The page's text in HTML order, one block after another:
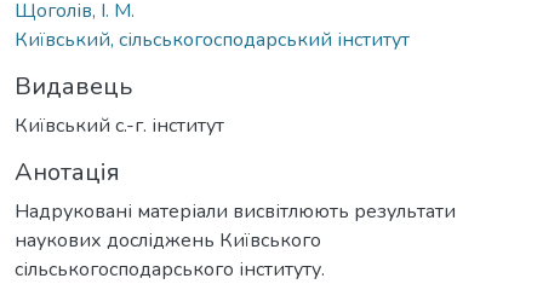
Щоголів, І. М.
Київський, сільськогосподарський інститут
Видавець
Київський с.-г. інститут
Анотація
Надруковані матеріали висвітлюють результати
наукових досліджень Київського
сільськогосподарського інституту.